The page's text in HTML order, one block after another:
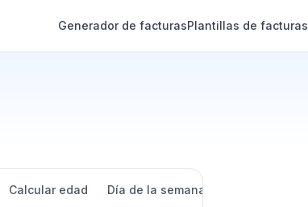
Generador de facturasPlantillas de facturas
Calcular edad Día de la semana